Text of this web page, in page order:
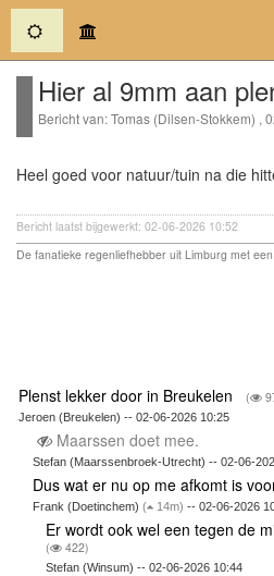
(current)
Hier al 9mm aan
Bericht van: Tomas (Dilsen-Stokkem) ,
Heel goed voor natuur/tuin na die
Bericht laatst bijgewerkt: 02-06-2026 10:52
De fanatieke regenliefhebber uit Limburg met
Plenst lekker door in Breukelen (
Jeroen (Breukelen) -- 02-06-2026 10:25
Maarssen doet mee.
Stefan (Maarssenbroek-Utrecht) -- 02-06-
Dus wat er nu op me afkomt is
Frank (Doetinchem) ( 14m) -- 02-06-2026
Er wordt ook wel een tegen de
( 422)
Stefan (Winsum) -- 02-06-2026 10:44